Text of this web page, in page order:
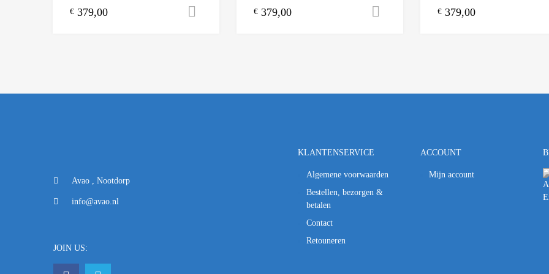
€ 379,00 Toevoegen aan winkelwagen
€ 379,00 Toevoegen aan winkelwagen
€ 379,00
Avao , Nootdorp
info@avao.nl
JOIN US:
KLANTENSERVICE
Algemene voorwaarden
Bestellen, bezorgen &
betalen
Contact
Retouneren
ACCOUNT
Mijn account